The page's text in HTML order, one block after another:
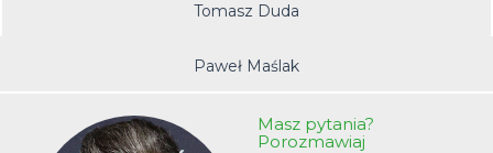
Tomasz Duda
Paweł Maślak
Masz pytania?
Porozmawiaj